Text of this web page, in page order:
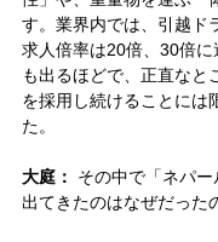
す。業界内では、引越ド
求人倍率は20倍、30倍
も出るほどで、正直なと
を採用し続けることには
た。
大庭：
その中で「ネパ
出てきたのはなぜだった